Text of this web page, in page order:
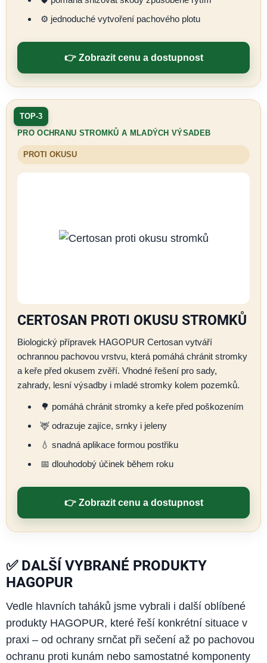
⚙️ jednoduché vytvoření pachového plotu
👉 Zobrazit cenu a dostupnost
TOP-3
PRO OCHRANU STROMKŮ A MLADÝCH VÝSADEB
PROTI OKUSU
CERTOSAN PROTI OKUSU STROMKŮ
Biologický přípravek HAGOPUR Certosan vytváří
ochrannou pachovou vrstvu, která pomáhá chránit stromky
a keře před okusem zvěří. Vhodné řešení pro sady,
zahrady, lesní výsadby i mladé stromky kolem pozemků.
🌳 pomáhá chránit stromky a keře před poškozením
🦌 odrazuje zajíce, srnky i jeleny
💧 snadná aplikace formou postřiku
📅 dlouhodobý účinek během roku
👉 Zobrazit cenu a dostupnost
✅ DALŠÍ VYBRANÉ PRODUKTY
HAGOPUR
Vedle hlavních taháků jsme vybrali i další oblíbené
produkty HAGOPUR, které řeší konkrétní situace v
praxi – od ochrany srnčat při sečení až po pachovou
ochranu proti kunám nebo samostatné komponenty